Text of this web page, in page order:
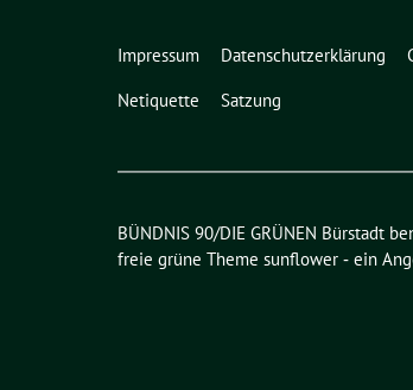
Impressum Datenschutzerklärung
Netiquette
Satzung
BÜNDNIS 90/DIE GRÜNEN Bürstadt
freie grüne Theme sunflower ‐ ein